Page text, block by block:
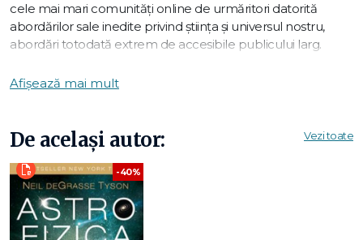
cele mai mari comunități online de urmăritori datorită
abordărilor sale inedite privind știința și universul nostru,
abordări totodată extrem de accesibile publicului larg.
mondiale, făcându-ne cunoscută corespondența sa cu
Tyson apelează la perspectivele cosmice pentru a
răspunde celor mai diverse întrebări despre știință, credință,
viață și, desigur, despre planeta Pluto. Răspunsurile sale
concise, avizate, pasionate și adesea amuzante oglindesc
popularitatea și reputația lui de excelent profesor formator.
Bestsellerul lui Tyson din 2017, Astrofizica pentru cei grăbiți,
Afișează mai mult
De același autor: Vezi toate
-40%